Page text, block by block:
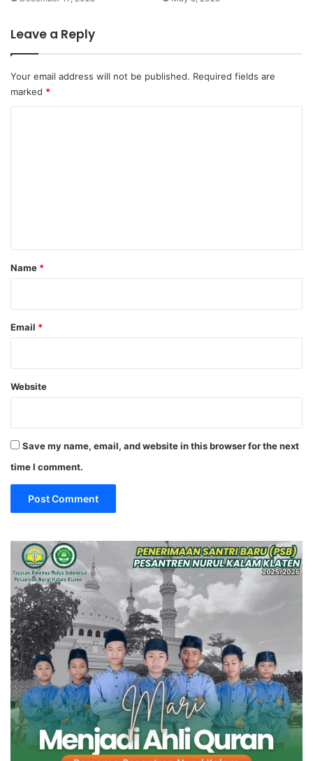
Leave a Reply
Your email address will not be published. Required fields are
marked *
Name *
Email *
Website
Save my name, email, and website in this browser for the next
time I comment.